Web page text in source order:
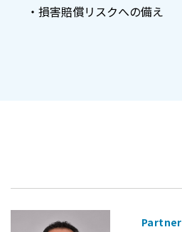
・損害賠償リスクへの備え
Partner